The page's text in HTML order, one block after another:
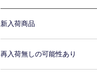
新入荷商品
再入荷無しの可能性あり